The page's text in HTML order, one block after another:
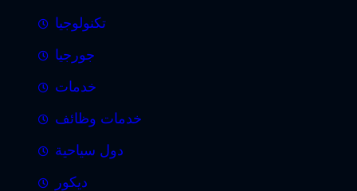
تكنولوجيا
جورجيا
خدمات
خدمات وظائف
دول سياحية
ديكور